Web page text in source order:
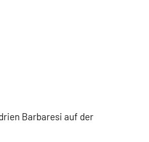
Barbaresi auf der